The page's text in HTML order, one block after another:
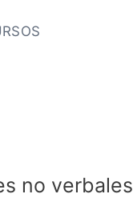
no verbales